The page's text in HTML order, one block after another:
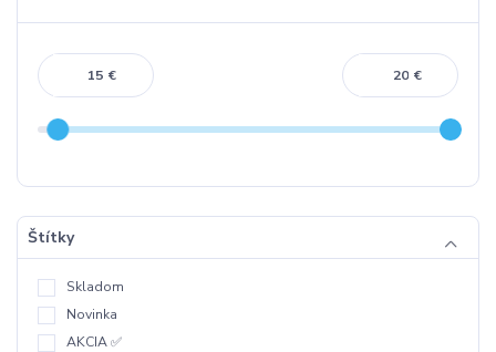
€ €
Štítky
Skladom
Novinka
AKCIA ✅